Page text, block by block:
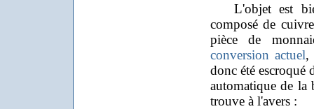
L'objet est
composé de
pièce de
conversion actuel,
donc été escroqué
automatique de la
trouve à l'avers :